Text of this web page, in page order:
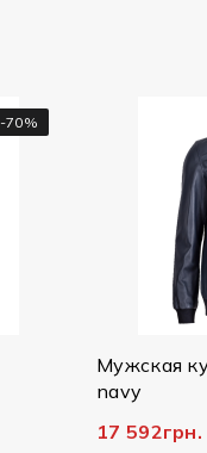
-70%
Мужская
navy
17 592грн.